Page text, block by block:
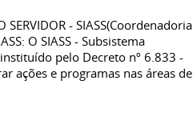
SERVIDOR - SIASS(Coordenadoria
O SIASS - Subsistema
pelo Decreto nº 6.833 -
ações e programas nas áreas de